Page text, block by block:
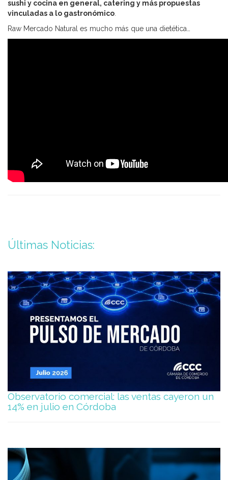
sushi y cocina en general, catering y más propuestas
vinculadas a lo gastronómico
Raw Mercado Natural es mucho más que una dietética…
Últimas Noticias:
Observatorio comercial: las ventas cayeron un
14% en julio en Córdoba